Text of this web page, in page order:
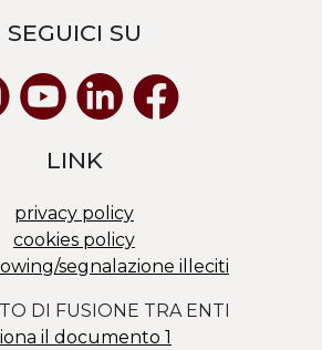
SEGUICI SU
LINK
privacy policy
cookies policy
segnalazione illeciti
DI FUSIONE TRA ENTI
il documento 1